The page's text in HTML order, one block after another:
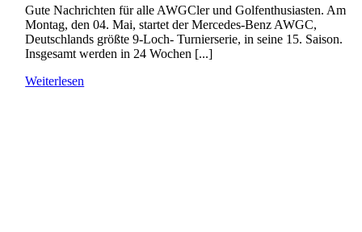
Gute Nachrichten für alle AWGCler und Golfenthusiasten. Am
Montag, den 04. Mai, startet der Mercedes-Benz AWGC,
Deutschlands größte 9-Loch- Turnierserie, in seine 15. Saison.
Insgesamt werden in 24 Wochen [...]
Weiterlesen